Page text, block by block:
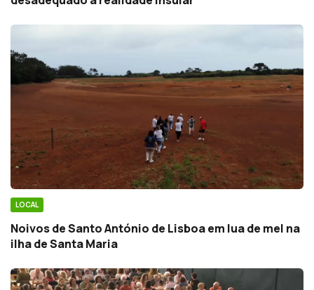
LOCAL
Noivos de Santo António de Lisboa em lua de mel na
ilha de Santa Maria